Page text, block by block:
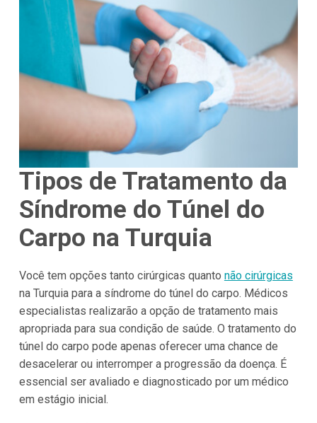
Tipos de Tratamento da
Síndrome do Túnel do
Carpo na Turquia
Você tem opções tanto cirúrgicas quanto não cirúrgicas
na Turquia para a síndrome do túnel do carpo. Médicos
especialistas realizarão a opção de tratamento mais
apropriada para sua condição de saúde. O tratamento do
túnel do carpo pode apenas oferecer uma chance de
desacelerar ou interromper a progressão da doença. É
essencial ser avaliado e diagnosticado por um médico
em estágio inicial.